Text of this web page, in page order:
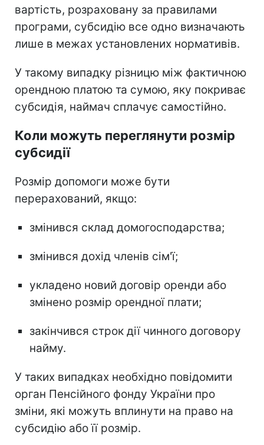
вартість, розраховану за правилами
програми, субсидію все одно визначають
лише в межах установлених нормативів.
У такому випадку різницю між фактичною
орендною платою та сумою, яку покриває
субсидія, наймач сплачує самостійно.
Коли можуть переглянути розмір
субсидії
Розмір допомоги може бути
перерахований, якщо:
змінився склад домогосподарства;
змінився дохід членів сім'ї;
укладено новий договір оренди або
змінено розмір орендної плати;
закінчився строк дії чинного договору
найму.
У таких випадках необхідно повідомити
орган Пенсійного фонду України про
зміни, які можуть вплинути на право на
субсидію або її розмір.